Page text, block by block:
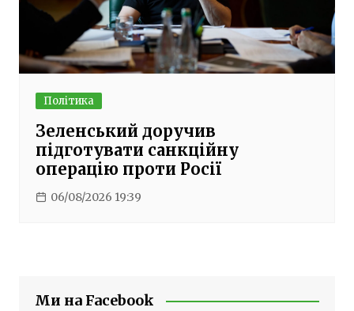
Політика
Зеленський доручив
підготувати санкційну
операцію проти Росії
06/08/2026 19:39
Ми на Facebook